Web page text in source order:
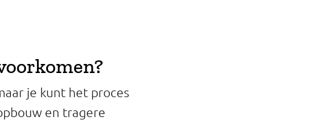
je kunt het proces
en tragere